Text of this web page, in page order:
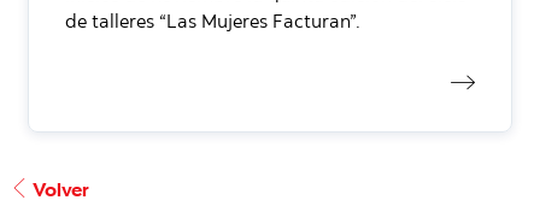
de talleres “Las Mujeres Facturan”.
Volver